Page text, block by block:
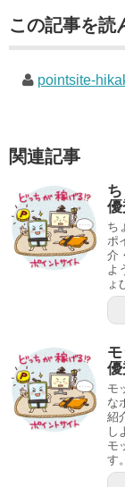
この記事を読
pointsite-
関連記事
優
ち
ポ
介
よ
ょ
優
モ
な
紹
し
モ
す。